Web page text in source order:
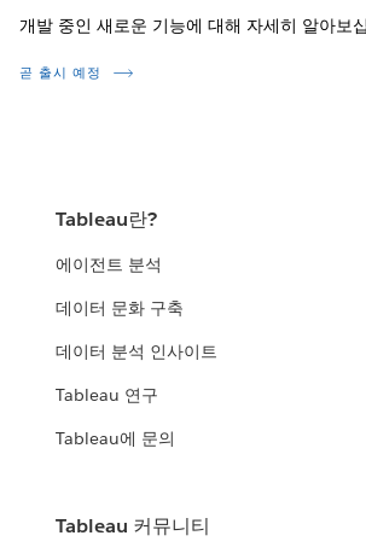
개발 중인 새로운 기능에 대해 자세히 알아보
곧 출시 예정
Tableau란?
에이전트 분석
데이터 문화 구축
데이터 분석 인사이트
Tableau 연구
Tableau에 문의
Tableau 커뮤니티